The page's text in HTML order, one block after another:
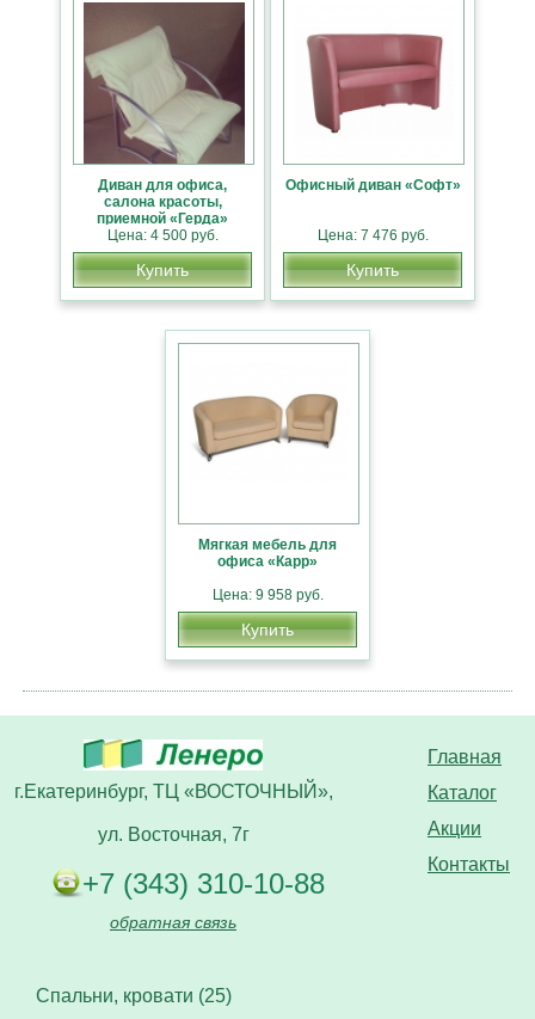
Диван для офиса,
салона красоты,
приемной «Герда»
Цена: 4 500 руб.
Купить
Офисный диван «Софт»
Цена: 7 476 руб.
Купить
Мягкая мебель для
офиса «Карр»
Цена: 9 958 руб.
Купить
Главная
Каталог
Акции
Контакты
г.Екатеринбург, ТЦ «ВОСТОЧНЫЙ»,
ул. Восточная, 7г
+7 (343) 310-10-88
обратная связь
Спальни, кровати (25)